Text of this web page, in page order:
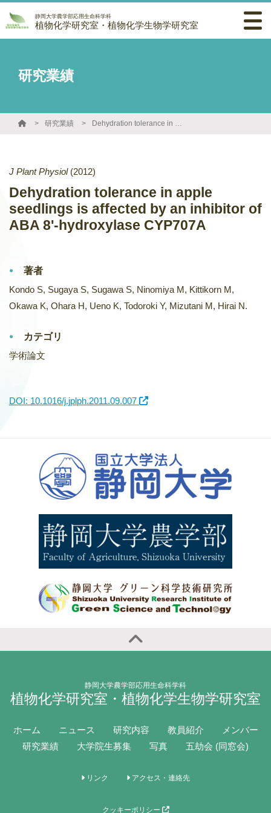
静岡大学農学部応用生命科学科
植物化学研究室・植物化学生物学研究室
研究業績
研究業績 Dehydration tolerance in apple seedlings is affected by an inhibitor of ABA 8'-hydroxylase CYP707A
J Plant Physiol (2012)
Dehydration tolerance in apple
seedlings is affected by an inhibitor of
ABA 8'-hydroxylase CYP707A
著者
Kondo S, Sugaya S, Sugawa S, Ninomiya M, Kittikorn M,
Okawa K, Ohara H, Ueno K, Todoroki Y, Mizutani M, Hirai N.
カテゴリ
学術論文
DOI: 10.1016/j.jplph.2011.09.007
静岡大学農学部応用生命科学科
植物化学研究室・植物化学生物学研究室
ホーム ニュース 研究内容 教員紹介
メンバー
研究業績
大学院生募集 写真 五劫会 (同窓会)
リンク アクセス・連絡先
クッキーポリシー